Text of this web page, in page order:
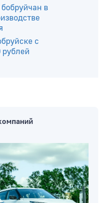
в
с
рублей